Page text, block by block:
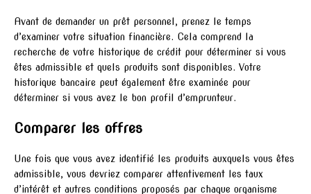
Avant de demander un prêt personnel, prenez le temps
d’examiner votre situation financière. Cela comprend la
recherche de votre historique de crédit pour déterminer si vous
êtes admissible et quels produits sont disponibles. Votre
historique bancaire peut également être examinée pour
déterminer si vous avez le bon profil d’emprunteur.
Comparer les offres
Une fois que vous avez identifié les produits auxquels vous êtes
admissible, vous devriez comparer attentivement les taux
d’intérêt et autres conditions proposés par chaque organisme